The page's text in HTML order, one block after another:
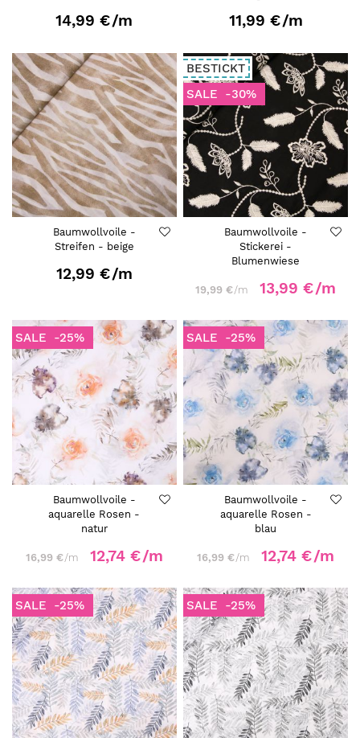
14,99 €/m 11,99 €/m
Baumwollvoile -
Streifen - beige
12,99 €/m
BESTICKT
SALE
-30%
Baumwollvoile -
Stickerei -
Blumenwiese
19,99 €/m 13,99 €/m
SALE -25%
Baumwollvoile -
aquarelle Rosen -
natur
16,99 €/m 12,74 €/m
SALE -25%
Baumwollvoile -
aquarelle Rosen -
blau
16,99 €/m 12,74 €/m
SALE -25% SALE -25%